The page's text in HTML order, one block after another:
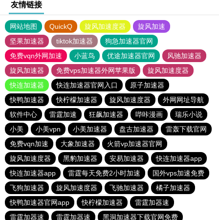
友情链接
网站地图 QuickQ 旋风加速度器
旋风加速
坚果加速器
tiktok加速器
狗急加速器官网
免费vqn外网加速
小蓝鸟 优途加速器官网
风驰加速器
旋风加速器
免费vps加速器外网苹果版
旋风加速度器
快连加速器
快连加速器官网入口
原子加速器
快鸭加速器
快柠檬加速器 旋风加速度器
外网网址导航
软件中心
雷霆加速 狂飙加速器 哔咔漫画
瑞乐小说
小美
小美vpn 小美加速器 盘古加速器
雷轰下载官网
免费vqn加速
大象加速器
火箭vp加速器官网
旋风加速度器
黑豹加速器 安易加速器
快连加速器app
快连加速器app
雷霆每天免费2小时加速
国外vps加速免费
飞狗加速器
旋风加速度器 飞驰加速器
橘子加速器
快鸭加速器官网app
快柠檬加速器
雷霆加器速
雷霆加器速
雷霆加器速
黑洞加速器下载官网免费